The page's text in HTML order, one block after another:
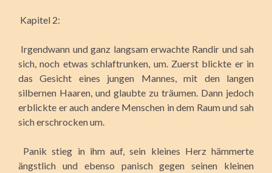
Kapitel 2:
Irgendwann und ganz langsam erwachte Randir und sah
sich, noch etwas schlaftrunken, um. Zuerst blickte er in
das Gesicht eines jungen Mannes, mit den langen
silbernen Haaren, und glaubte zu träumen. Dann jedoch
erblickte er auch andere Menschen in dem Raum und sah
sich erschrocken um.
Panik stieg in ihm auf, sein kleines Herz hämmerte
ängstlich und ebenso panisch gegen seinen kleinen